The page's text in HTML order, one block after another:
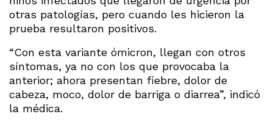
otras patologías, pero cuando les hicieron la
prueba resultaron positivos.
“Con esta variante ómicron, llegan con otros
síntomas, ya no con los que provocaba la
anterior; ahora presentan fiebre, dolor de
cabeza, moco, dolor de barriga o diarrea”, indicó
la médica.